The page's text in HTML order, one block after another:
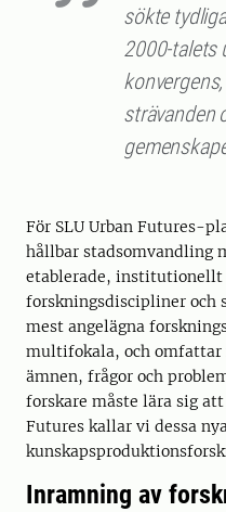
sökte
2000-talets
strävanden
För SLU Urban Futures-
hållbar stadsomvandling
etablerade,
forskningsdiscipliner och
mest angelägna
multifokala, och omfattar
ämnen, frågor och
forskare måste lära sig
Futures kallar vi dessa
Inramning av